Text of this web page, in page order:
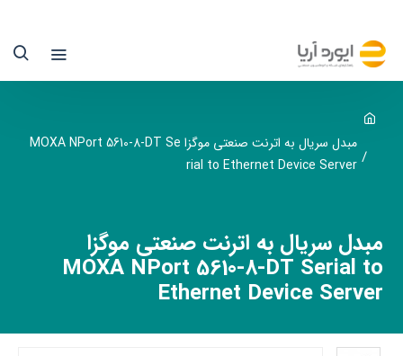
سریال
به
اترنت
صنعتی
MOXA
NPort
5610-
8-
مبدل سریال به اترنت صنعتی موگزا MOXA NPort 5610-8-DT Se
rial to Ethernet Device Server
مبدل سریال به اترنت صنعتی موگزا
MOXA NPort 5610-8-DT Serial to
Ethernet Device Server